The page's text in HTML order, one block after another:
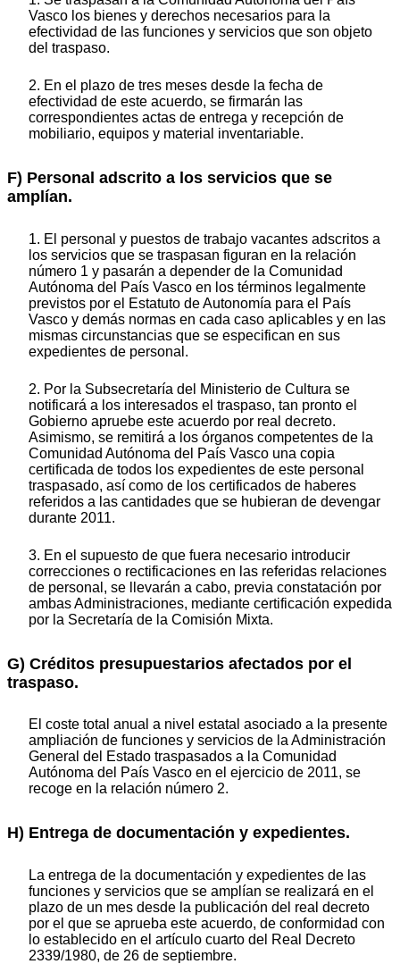
Vasco los bienes y derechos necesarios para la
efectividad de las funciones y servicios que son objeto
del traspaso.
2. En el plazo de tres meses desde la fecha de
efectividad de este acuerdo, se firmarán las
correspondientes actas de entrega y recepción de
mobiliario, equipos y material inventariable.
F) Personal adscrito a los servicios que se
amplían.
1. El personal y puestos de trabajo vacantes adscritos a
los servicios que se traspasan figuran en la relación
número 1 y pasarán a depender de la Comunidad
Autónoma del País Vasco en los términos legalmente
previstos por el Estatuto de Autonomía para el País
Vasco y demás normas en cada caso aplicables y en las
mismas circunstancias que se especifican en sus
expedientes de personal.
2. Por la Subsecretaría del Ministerio de Cultura se
notificará a los interesados el traspaso, tan pronto el
Gobierno apruebe este acuerdo por real decreto.
Asimismo, se remitirá a los órganos competentes de la
Comunidad Autónoma del País Vasco una copia
certificada de todos los expedientes de este personal
traspasado, así como de los certificados de haberes
referidos a las cantidades que se hubieran de devengar
durante 2011.
3. En el supuesto de que fuera necesario introducir
correcciones o rectificaciones en las referidas relaciones
de personal, se llevarán a cabo, previa constatación por
ambas Administraciones, mediante certificación expedida
por la Secretaría de la Comisión Mixta.
G) Créditos presupuestarios afectados por el
traspaso.
El coste total anual a nivel estatal asociado a la presente
ampliación de funciones y servicios de la Administración
General del Estado traspasados a la Comunidad
Autónoma del País Vasco en el ejercicio de 2011, se
recoge en la relación número 2.
H) Entrega de documentación y expedientes.
La entrega de la documentación y expedientes de las
funciones y servicios que se amplían se realizará en el
plazo de un mes desde la publicación del real decreto
por el que se aprueba este acuerdo, de conformidad con
lo establecido en el artículo cuarto del Real Decreto
2339/1980, de 26 de septiembre.